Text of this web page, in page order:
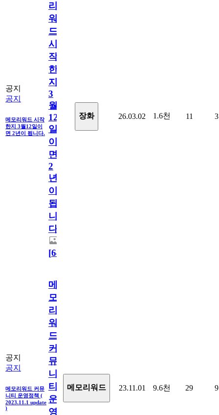
공지
공지
메모리워드 시작
한지 3월12일이
면 2년이 됩니다.
리
워
드
시
작
한
지
3
월
12
일
이
면
2
년
이
됩
니
다.
[64
장화 26.03.02 1.6천 11 3
공지
공지
메모리워드 커뮤
니티 운영정책 (
2023.11.1 update
)
메
모
리
워
드
커
뮤
니
티
운
영
메모리워드 23.11.01 9.6천 29 9